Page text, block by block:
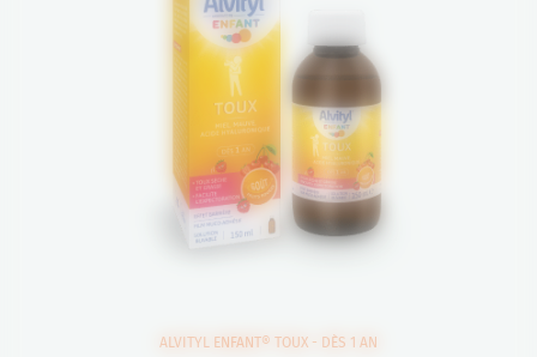
ALVITYL ENFANT® TOUX - DÈS 1 AN